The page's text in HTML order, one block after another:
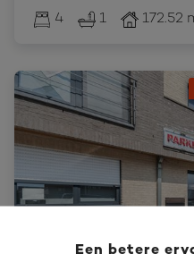
Een betere
4 1 172.52